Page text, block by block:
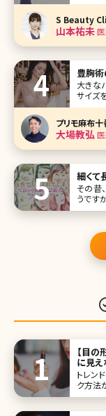
渋”の
療痩身
容外科
S Beauty
山本祐未
豊胸
大きな
サイズ
になり
解剖か
豊胸術
トがどの
プリモ麻布十
大場教弘
細くて
その昔
うです
う言葉
背景
識の
【目の
に見え
トレン
ク方法
は種類